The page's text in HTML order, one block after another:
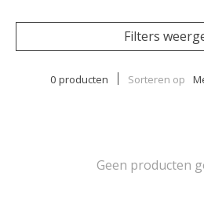
Filters
0 producten Sorteren op
Geen producten